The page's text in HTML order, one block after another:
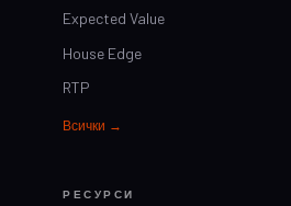
Expected Value
House Edge
RTP
Всички →
РЕСУРСИ